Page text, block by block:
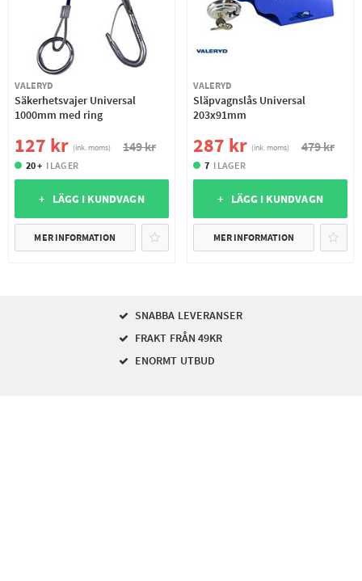
VALERYD
Säkerhetsvajer Universal
1000mm med ring
127 kr (ink. moms) 149 kr
20 + I LAGER
+ LÄGG I KUNDVAGN
MER INFORMATION
VALERYD
Släpvagnslås Universal
203x91mm
287 kr (ink. moms) 479 kr
7 I LAGER
+ LÄGG I KUNDVAGN
MER INFORMATION
SNABBA LEVERANSER
FRAKT FRÅN 49KR
ENORMT UTBUD